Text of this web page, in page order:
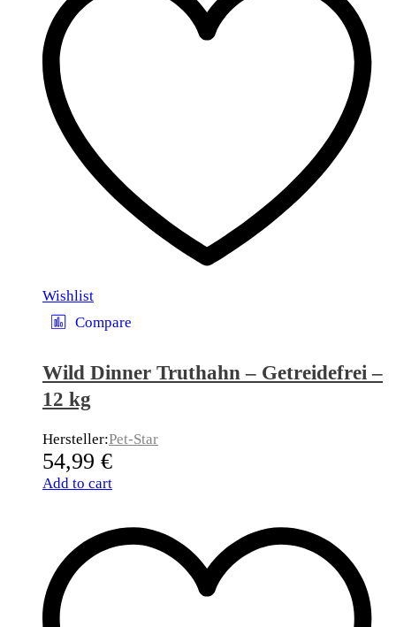
Wishlist
Compare
Wild Dinner Truthahn – Getreidefrei –
12 kg
Hersteller:Pet-Star
54,99 €
Add to cart